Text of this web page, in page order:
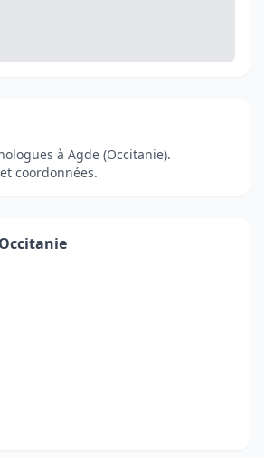
à Agde (Occitanie).
coordonnées.